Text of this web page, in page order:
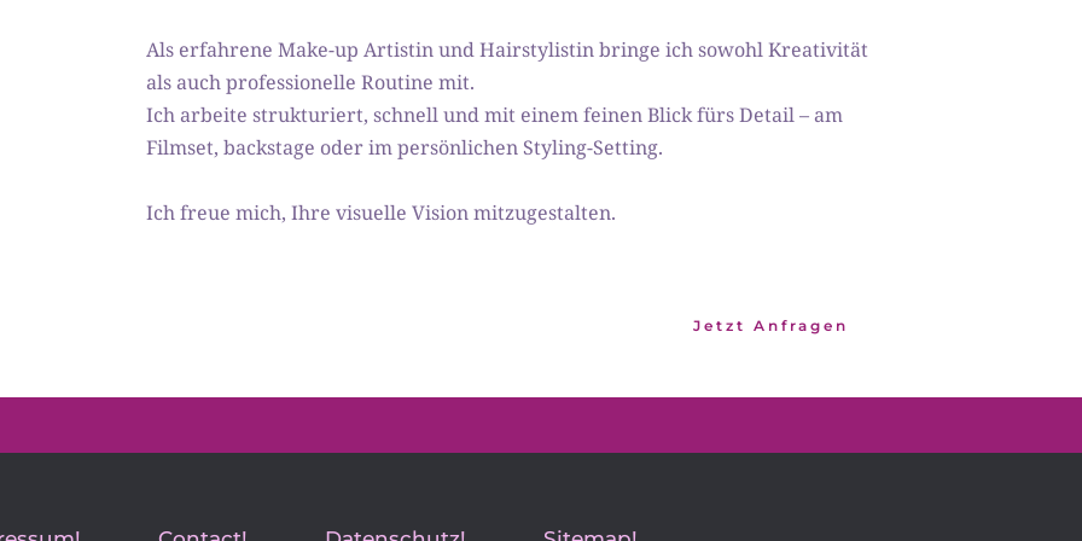
Als erfahrene Make-up Artistin und Hairstylistin bringe ich sowohl Kreativität
als auch professionelle Routine mit.
Ich arbeite strukturiert, schnell und mit einem feinen Blick fürs Detail – am
Filmset, backstage oder im persönlichen Styling-Setting.
Ich freue mich, Ihre visuelle Vision mitzugestalten.
Jetzt Anfragen